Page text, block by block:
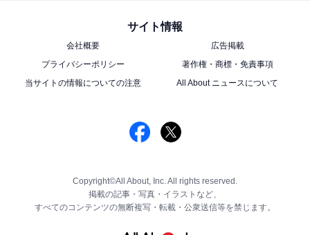
サイト情報
会社概要
広告掲載
プライバシーポリシー
著作権・商標・免責事項
当サイトの情報についての注意
All About ニュースについて
Copyright©All About, Inc. All rights reserved.
掲載の記事・写真・イラストなど、
すべてのコンテンツの無断複写・転載・公衆送信等を禁じます。